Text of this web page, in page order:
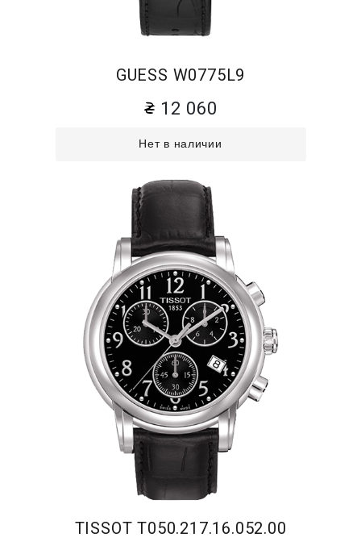
GUESS W0775L9
12 060
Нет в наличии
TISSOT T050.217.16.052.00